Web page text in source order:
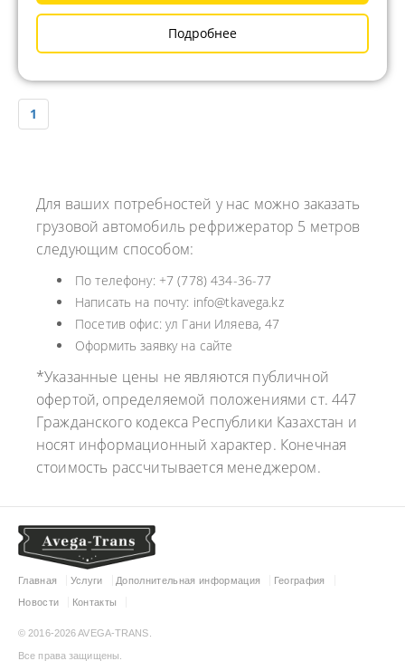
Подробнее
1
Для ваших потребностей у нас можно заказать
грузовой автомобиль рефрижератор 5 метров
следующим способом:
По телефону: +7 (778) 434-36-77
Написать на почту: info@tkavega.kz
Посетив офис: ул Гани Иляева, 47
Оформить заявку на сайте
*Указанные цены не являются публичной
офертой, определяемой положениями ст. 447
Гражданского кодекса Республики Казахстан и
носят информационный характер. Конечная
стоимость рассчитывается менеджером.
Главная Услуги Дополнительная информация
География
Новости
Контакты
© 2016-2026 AVEGA-TRANS.
Все права защищены.